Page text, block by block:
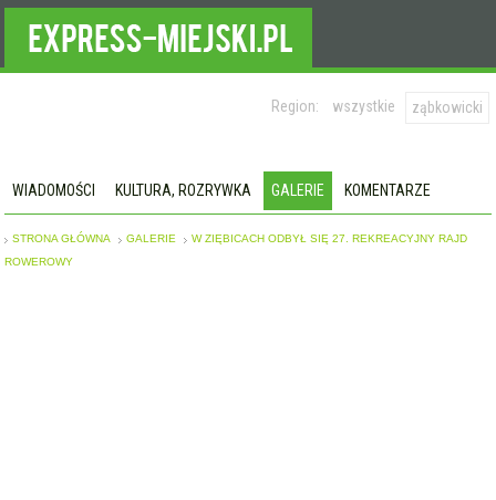
Region: wszystkie ząbkowicki
WIADOMOŚCI KULTURA, ROZRYWKA GALERIE KOMENTARZE
STRONA GŁÓWNA GALERIE
W ZIĘBICACH ODBYŁ SIĘ 27. REKREACYJNY RAJD
ROWEROWY